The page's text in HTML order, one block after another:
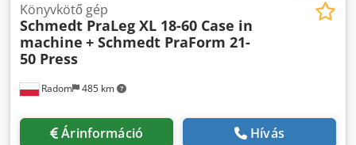
Radom 485 km
Könyvkötő gép
Schmedt PraLeg XL 18-60 Case in
machine + Schmedt PraForm 21-
50 Press
Árinformáció Hívás